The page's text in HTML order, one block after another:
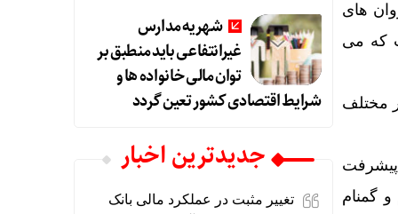
های
که می
مختلف
پیشرفت
گمنام
شهریه مدارس
غیرانتفاعی باید منطبق بر
توان مالی خانواده ها و
شرایط اقتصادی کشور تعین گردد
جديدترين اخبار
تغییر مثبت در عملکرد مالی بانک